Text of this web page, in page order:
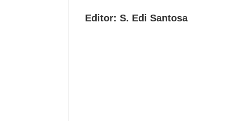
Editor: S. Edi Santosa